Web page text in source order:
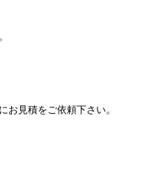
見積をご依頼下さい。